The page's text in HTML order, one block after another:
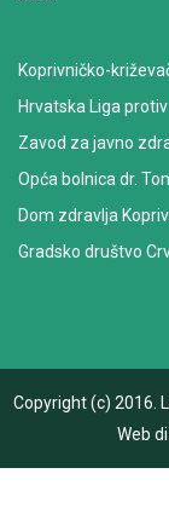
Koprivničko-
Hrvatska Liga
Zavod za javno
Opća bolnica dr.
Dom zdravlja
Gradsko društvo
Copyright (c) 2016.
Web